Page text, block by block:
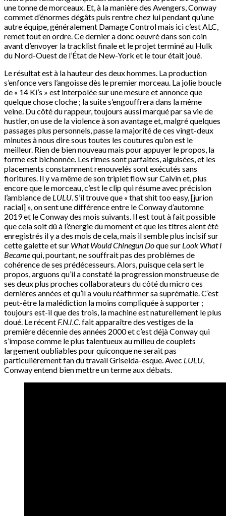
une tonne de morceaux. Et, à la manière des Avengers, Conway
commet d’énormes dégâts puis rentre chez lui pendant qu’une
autre équipe, généralement Damage Control mais ici c’est ALC,
remet tout en ordre. Ce dernier a donc oeuvré dans son coin
avant d’envoyer la tracklist finale et le projet terminé au Hulk
du Nord-Ouest de l’État de New-York et le tour était joué.
Le résultat est à la hauteur des deux hommes. La production
s’enfonce vers l’angoisse dès le premier morceau. La jolie boucle
de « 14 Ki’s » est interpolée sur une mesure et annonce que
quelque chose cloche ; la suite s’engouffrera dans la même
veine. Du côté du rappeur, toujours aussi marqué par sa vie de
hustler, on use de la violence à son avantage et, malgré quelques
passages plus personnels, passe la majorité de ces vingt-deux
minutes à nous dire sous toutes les coutures qu’on est le
meilleur. Rien de bien nouveau mais pour appuyer le propos, la
forme est bichonnée. Les rimes sont parfaites, aiguisées, et les
placements constamment renouvelés sont exécutés sans
fioritures. Il y va même de son triplet flow sur Calvin et, plus
encore que le morceau, c’est le clip qui résume avec précision
l’ambiance de LULU. S’il trouve que « that shit too easy, [jurion
racial] », on sent une différence entre le Conway d’automne
2019 et le Conway des mois suivants. Il est tout à fait possible
que cela soit dû à l’énergie du moment et que les titres aient été
enregistrés il y a des mois de cela, mais il semble plus incisif sur
cette galette et sur What Would Chinegun Doque sur Look What I
Becamequi, pourtant, ne souffrait pas des problèmes de
cohérence de ses prédécesseurs. Alors, puisque cela sert le
propos, arguons qu’il a constaté la progression monstrueuse de
ses deux plus proches collaborateurs du côté du micro ces
dernières années et qu’il a voulu réaffirmer sa suprématie. C’est
peut-être la malédiction la moins compliquée à supporter ;
toujours est-il que des trois, la machine est naturellement le plus
doué. Le récent F.N.I.C.fait apparaître des vestiges de la
première décennie des années 2000 et c’est déjà Conway qui
s’impose comme le plus talentueux au milieu de couplets
largement oubliables pour quiconque ne serait pas
particulièrement fan du travail Griselda-esque. Avec LULU,
Conway entend bien mettre un terme aux débats.